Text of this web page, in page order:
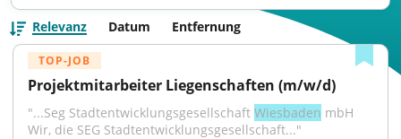
Relevanz Datum Entfernung
TOP-JOB
Projektmitarbeiter Liegenschaften (m/w/d)
"...Seg Stadtentwicklungsgesellschaft Wiesbaden mbH
Wir, die SEG Stadtentwicklungsgesellschaft..."